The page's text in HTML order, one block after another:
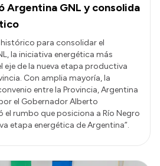
Argentina GNL y consolida
para consolidar el
la iniciativa energética más
eje de la nueva etapa productiva
Con amplia mayoría, la
entre la Provincia, Argentina
el Gobernador Alberto
el rumbo que posiciona a Río Negro
etapa energética de Argentina”.